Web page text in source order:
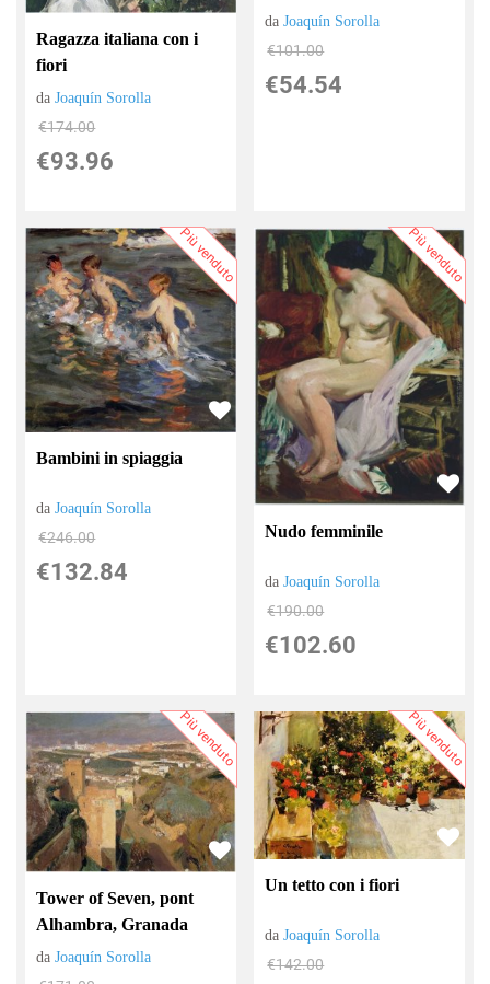
Ragazza italiana con i
fiori
daJoaquín Sorolla
€174.00
€93.96
daJoaquín Sorolla
€101.00
€54.54
Più venduto
Bambini in spiaggia
daJoaquín Sorolla
€246.00
€132.84
Più venduto
Nudo femminile
daJoaquín Sorolla
€190.00
€102.60
Più venduto
Tower of Seven, pont
Alhambra, Granada
daJoaquín Sorolla
Più venduto
Un tetto con i fiori
daJoaquín Sorolla
€142.00